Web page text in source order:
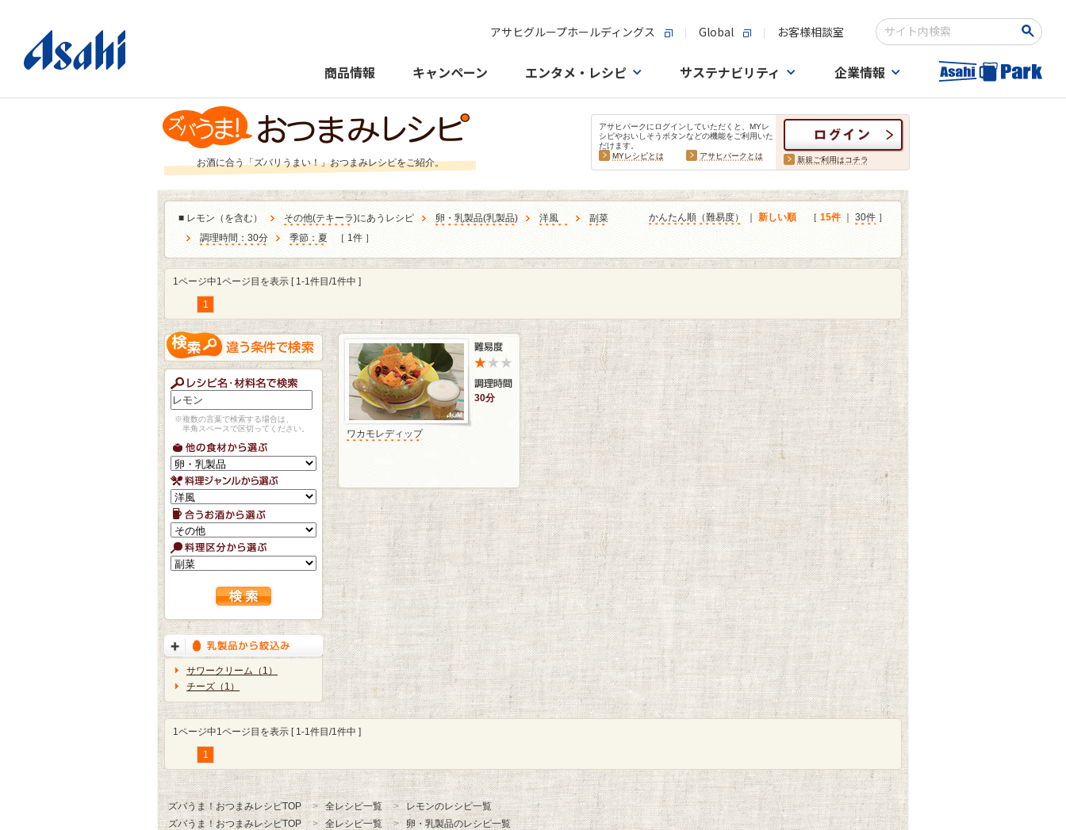
アサヒグループホールディングス Global お客様相談室
検索キーワード入力
商品情報 キャンペーン エンタメ・レシピ サステナビリティ 企業情報
お酒に合う「ズバリうまい！」おつまみレシピをご紹介。
アサヒパークにログインしていただくと、MYレ
シピやおいしそうボタンなどの機能をご利用いた
だけます。
MYレシピとは
アサヒパークとは 新規ご利用はコチラ
■ レモン（を含む） その他(テキーラ)にあうレシピ 卵・乳製品(乳製品) 洋風
副菜
調理時間：30分
季節：夏 ［ 1件 ］
かんたん順（難易度） 新しい順 ［ 15件｜ 30件 ］
1ページ中1ページ目を表示 [ 1-1件目/1件中 ]
1
※複数の言葉で検索する場合は、
半角スペースで区切ってください。
サワークリーム（1）
チーズ（1）
30分
ワカモレディップ
1ページ中1ページ目を表示 [ 1-1件目/1件中 ]
1
ズバうま！おつまみレシピTOP 全レシピ一覧
レモンのレシピ一覧
ズバうま！おつまみレシピTOP
全レシピ一覧 卵・乳製品のレシピ一覧